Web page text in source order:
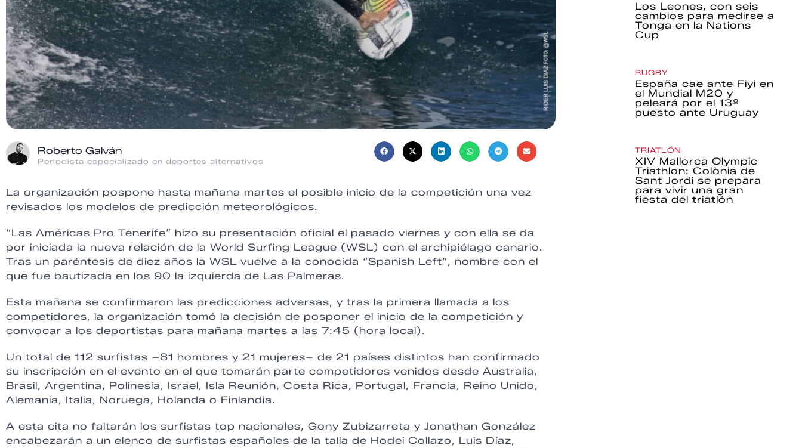
Roberto Galván
Periodista especializado en deportes alternativos
La organización pospone hasta mañana martes el posible inicio de la competición una vez
revisados los modelos de predicción meteorológicos.
“Las Américas Pro Tenerife” hizo su presentación oficial el pasado viernes y con ella se da
por iniciada la nueva relación de la World Surfing League (WSL) con el archipiélago canario.
Tras un paréntesis de diez años la WSL vuelve a la conocida “Spanish Left”, nombre con el
que fue bautizada en los 90 la izquierda de Las Palmeras.
Esta mañana se confirmaron las predicciones adversas, y tras la primera llamada a los
competidores, la organización tomó la decisión de posponer el inicio de la competición y
convocar a los deportistas para mañana martes a las 7:45 (hora local).
Un total de 112 surfistas –81 hombres y 21 mujeres– de 21 países distintos han confirmado
su inscripción en el evento en el que tomarán parte competidores venidos desde Australia,
Brasil, Argentina, Polinesia, Israel, Isla Reunión, Costa Rica, Portugal, Francia, Reino Unido,
Alemania, Italia, Noruega, Holanda o Finlandia.
A esta cita no faltarán los surfistas top nacionales, Gony Zubizarreta y Jonathan González
encabezarán a un elenco de surfistas españoles de la talla de Hodei Collazo, Luis Díaz,
Los Leones, con seis
cambios para medirse a
Tonga en la Nations
Cup
RUGBY
España cae ante Fiyi en
el Mundial M20 y
peleará por el 13º
puesto ante Uruguay
TRIATLÓN
XIV Mallorca Olympic
Triathlon: Colònia de
Sant Jordi se prepara
para vivir una gran
fiesta del triatlón